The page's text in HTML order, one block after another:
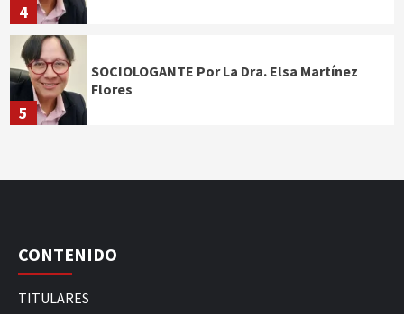
4
5
SOCIOLOGANTE Por La Dra. Elsa Martínez
Flores
CONTENIDO
TITULARES